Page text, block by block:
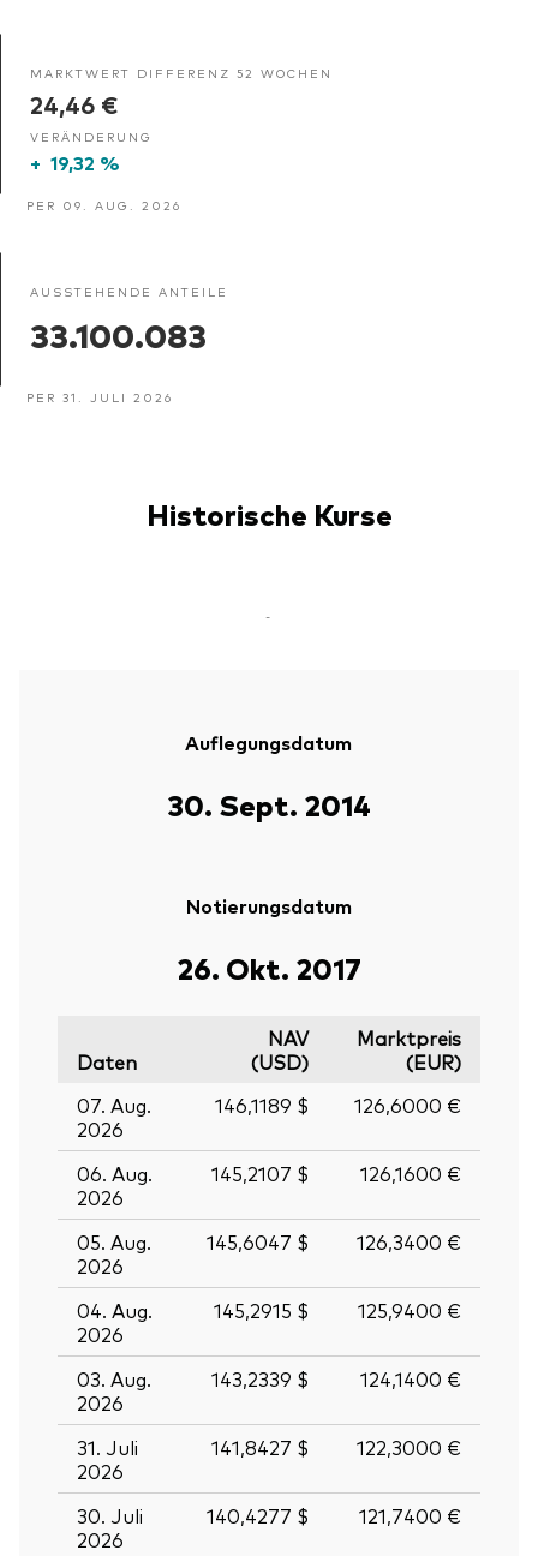
MARKTWERT DIFFERENZ 52 WOCHEN
24,46 €
VERÄNDERUNG
+ 19,32 %
PER 09. AUG. 2026
AUSSTEHENDE ANTEILE
33.100.083
PER 31. JULI 2026
Historische Kurse
-
Auflegungsdatum
30. Sept. 2014
Notierungsdatum
26. Okt. 2017
Daten
NAV
(USD)
Marktpreis
(EUR)
07. Aug.
2026
146,1189 $ 126,6000 €
06. Aug.
2026
145,2107 $ 126,1600 €
05. Aug.
2026
145,6047 $ 126,3400 €
04. Aug.
2026
145,2915 $ 125,9400 €
03. Aug.
2026
143,2339 $ 124,1400 €
31. Juli
2026
141,8427 $ 122,3000 €
30. Juli
2026
140,4277 $ 121,7400 €